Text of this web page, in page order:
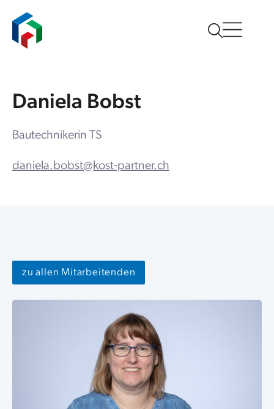
Daniela Bobst
Bautechnikerin TS
daniela.bobst@kost-partner.ch
zu allen Mitarbeitenden